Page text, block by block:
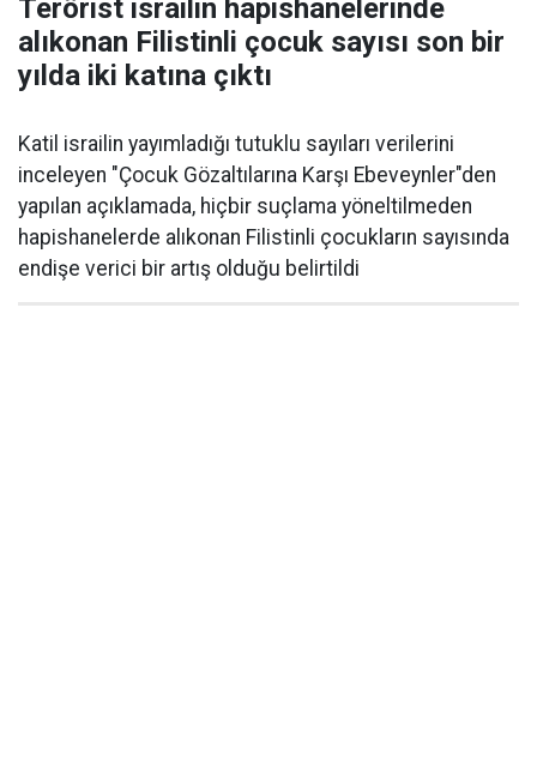
Terörist israilin hapishanelerinde
alıkonan Filistinli çocuk sayısı son bir
yılda iki katına çıktı
Katil israilin yayımladığı tutuklu sayıları verilerini
inceleyen "Çocuk Gözaltılarına Karşı Ebeveynler"den
yapılan açıklamada, hiçbir suçlama yöneltilmeden
hapishanelerde alıkonan Filistinli çocukların sayısında
endişe verici bir artış olduğu belirtildi